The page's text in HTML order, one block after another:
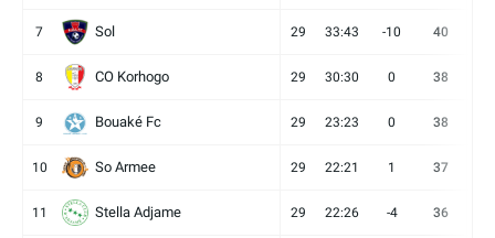
7 Sol 29 33:43 -10 40
8 CO Korhogo 29 30:30 0 38
9 Bouaké Fc 29 23:23 0 38
10 So Armee 29 22:21 1 37
11 Stella Adjame 29 22:26 -4 36